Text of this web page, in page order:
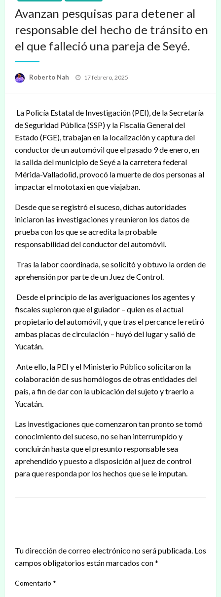
Avanzan pesquisas para detener al
responsable del hecho de tránsito en
el que falleció una pareja de Seyé.
Roberto Nah
Publicado
17 febrero, 2025
La Policía Estatal de Investigación (PEI), de la Secretaría
de Seguridad Pública (SSP) y la Fiscalía General del
Estado (FGE), trabajan en la localización y captura del
conductor de un automóvil que el pasado 9 de enero, en
la salida del municipio de Seyé a la carretera federal
Mérida-Valladolid, provocó la muerte de dos personas al
impactar el mototaxi en que viajaban.
Desde que se registró el suceso, dichas autoridades
iniciaron las investigaciones y reunieron los datos de
prueba con los que se acredita la probable
responsabilidad del conductor del automóvil.
Tras la labor coordinada, se solicitó y obtuvo la orden de
aprehensión por parte de un Juez de Control.
Desde el principio de las averiguaciones los agentes y
fiscales supieron que el guiador – quien es el actual
propietario del automóvil, y que tras el percance le retiró
ambas placas de circulación – huyó del lugar y salió de
Yucatán.
Ante ello, la PEI y el Ministerio Público solicitaron la
colaboración de sus homólogos de otras entidades del
país, a fin de dar con la ubicación del sujeto y traerlo a
Yucatán.
Las investigaciones que comenzaron tan pronto se tomó
conocimiento del suceso, no se han interrumpido y
concluirán hasta que el presunto responsable sea
aprehendido y puesto a disposición al juez de control
para que responda por los hechos que se le imputan.
Tu dirección de correo electrónico no será publicada. Los
campos obligatorios están marcados con*
Comentario *